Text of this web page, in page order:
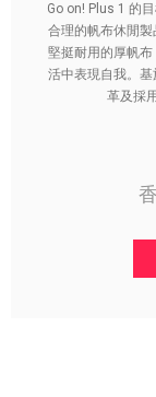
Go on! Plus 1 的
合理的帆布休閒
堅挺耐用的厚帆
活中表現自我。
革及採